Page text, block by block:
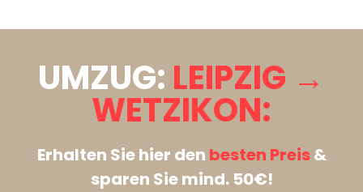
UMZUG: LEIPZIG →
WETZIKON:
Erhalten Sie hier den besten Preis&
sparen Sie mind. 50€!